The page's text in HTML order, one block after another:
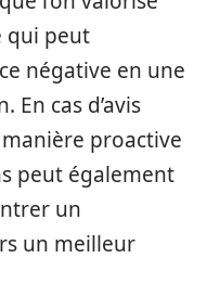
qui peut
négative en une
En cas d’avis
proactive
peut également
un
un meilleur